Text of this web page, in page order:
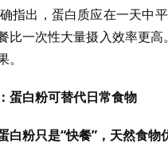
确指出，蛋白质应在一天
比一次性大量摄入效率更
蛋白粉可替代日常食物
白粉只是“快餐”，天然食物